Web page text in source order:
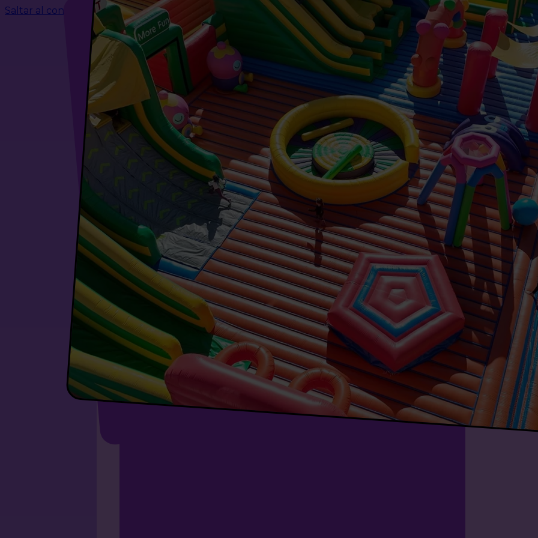
Saltar al contenido principal Saltar al pie de página
¿QUÉ ES FUNBOX?NUESTROS PARQUES
NOTICIASFAQS CONTACTO
¡EL PARQUE
MÁS GRANDE
MUNDO!